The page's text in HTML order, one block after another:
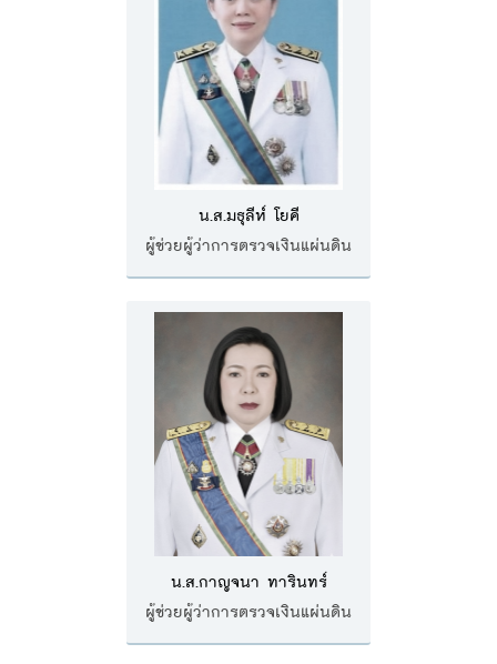
โครงสร้างหน่วยงาน
คณะกรรมการตรวจสอบของสำนักงานการตรวจเงิน
โครงสร้างคณะกรรมการตรวจสอบ
เอกสารที่เกี่ยวข้องกับคณะกรรมการตรวจสอบ
คณะกรรมการมาตรฐานจริยธรรมของเจ้าหน้าที่และ
โครงสร้างคณะกรรมการ
ตราสัญลักษณ์ สตง.
ผลการตรวจสอบที่สำคัญ
น.ส.มธุลีห์ โยคี
ผู้ช่วยผู้ว่าการตรวจเงินแผ่นดิน
น.ส.กาญจนา ทารินทร์
ผู้ช่วยผู้ว่าการตรวจเงินแผ่นดิน